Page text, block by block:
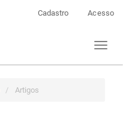
Cadastro Acesso
Toggle
Artigos